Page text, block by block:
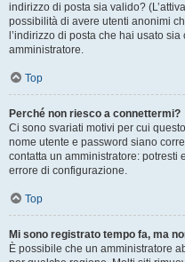
indirizzo di posta sia valido?
possibilità di avere utenti anonimi
l’indirizzo di posta che hai usato
amministratore.
Top
Perché non riesco a connettermi?
Ci sono svariati motivi per cui
nome utente e password siano
contatta un amministratore: potresti
errore di configurazione.
Top
Mi sono registrato tempo fa, ma
È possibile che un amministratore